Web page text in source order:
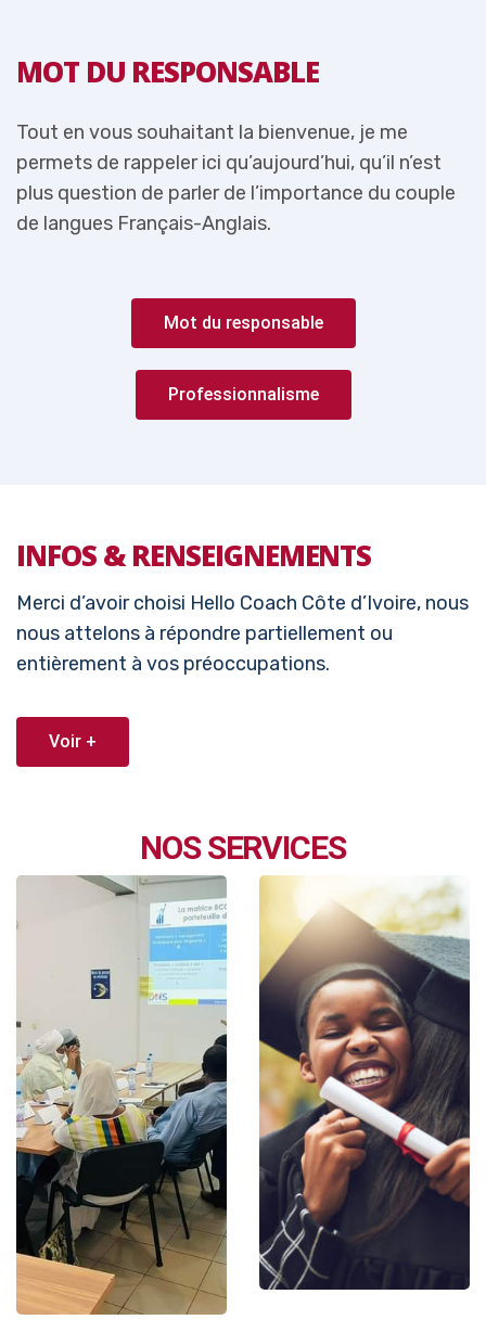
MOT DU RESPONSABLE
Tout en vous souhaitant la bienvenue, je me
permets de rappeler ici qu’aujourd’hui, qu’il n’est
plus question de parler de l’importance du couple
de langues Français-Anglais.
Mot du responsable
Professionnalisme
INFOS & RENSEIGNEMENTS
Merci d’avoir choisi Hello Coach Côte d’Ivoire, nous
nous attelons à répondre partiellement ou
entièrement à vos préoccupations.
Voir +
NOS SERVICES